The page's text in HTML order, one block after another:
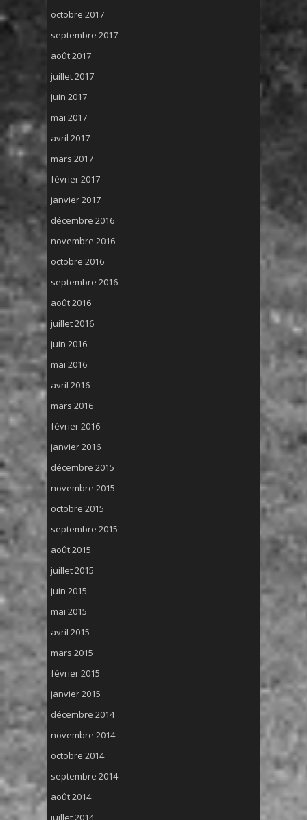
octobre 2017
septembre 2017
août 2017
juillet 2017
juin 2017
mai 2017
avril 2017
mars 2017
février 2017
janvier 2017
décembre 2016
novembre 2016
octobre 2016
septembre 2016
août 2016
juillet 2016
juin 2016
mai 2016
avril 2016
mars 2016
février 2016
janvier 2016
décembre 2015
novembre 2015
octobre 2015
septembre 2015
août 2015
juillet 2015
juin 2015
mai 2015
avril 2015
mars 2015
février 2015
janvier 2015
décembre 2014
novembre 2014
octobre 2014
septembre 2014
août 2014
juillet 2014